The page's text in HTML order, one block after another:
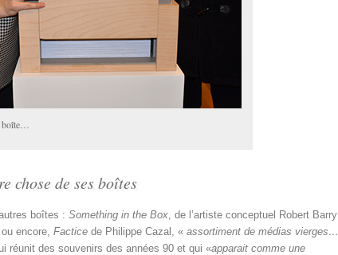
chose de ses boîtes
boîtes : Something in the Box , de l’artiste conceptuel Robert Barry
encore, Factice de Philippe Cazal, « assortiment de médias vierges…
réunit des souvenirs des années 90 et qui «apparait comme une